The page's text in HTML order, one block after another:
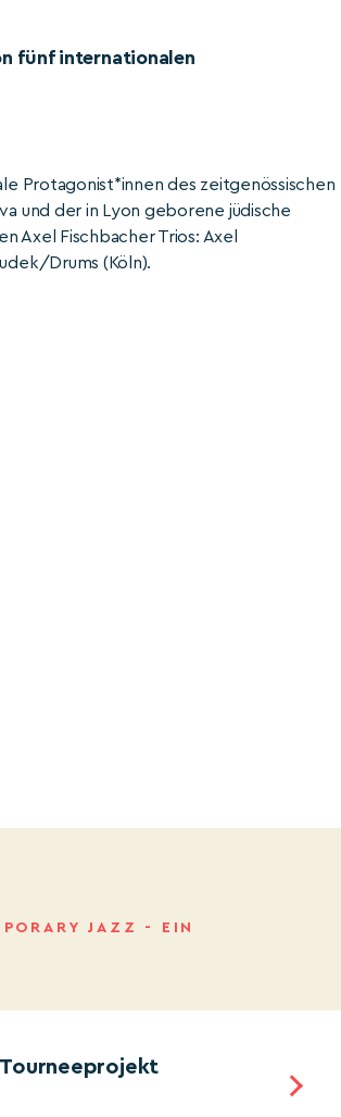
fünf internationalen
Protagonist*innen des zeitgenössischen
und der in Lyon geborene jüdische
Axel Fischbacher Trios: Axel
Drums (Köln).
JAZZ - EIN